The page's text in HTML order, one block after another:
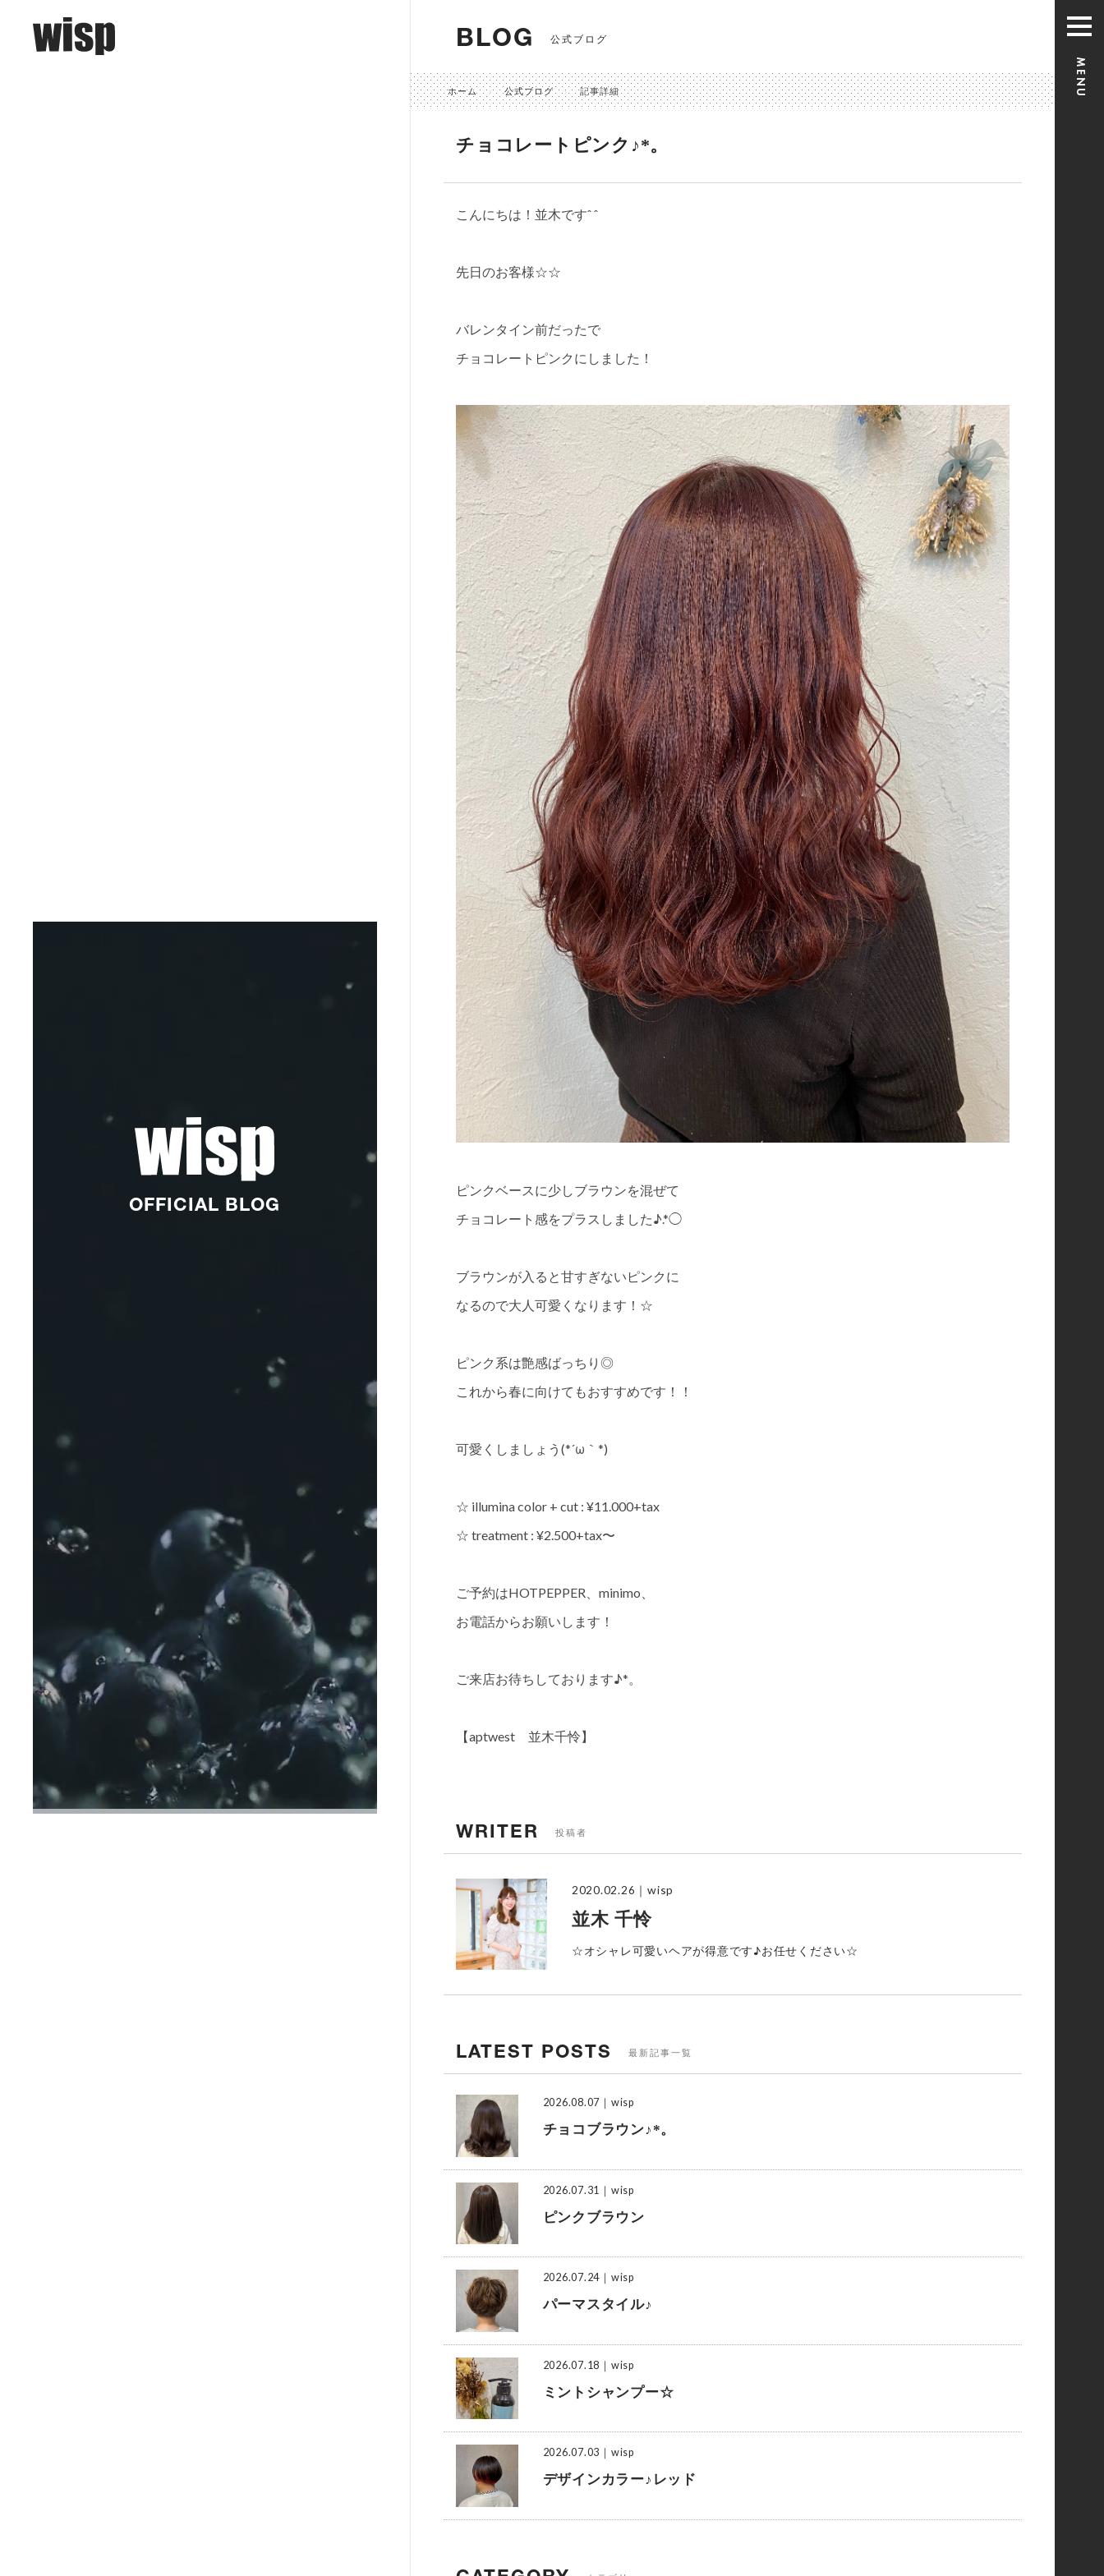
OFFICIAL BLOG
BLOG 公式ブログ
ホーム 公式ブログ 記事詳細
チョコレートピンク♪*。
こんにちは！並木ですˆ ˆ
先日のお客様☆☆
バレンタイン前だったで
チョコレートピンクにしました！
ピンクベースに少しブラウンを混ぜて
チョコレート感をプラスしました♪.*◯
ブラウンが入ると甘すぎないピンクに
なるので大人可愛くなります！☆
ピンク系は艶感ばっちり◎
これから春に向けてもおすすめです！！
可愛くしましょう(*´ω｀*)
☆ illumina color + cut : ¥11.000+tax
☆ treatment : ¥2.500+tax〜
ご予約はHOTPEPPER、minimo、
お電話からお願いします！
ご来店お待ちしております♪*。
【aptwest 並木千怜】
WRITER 投稿者
2020.02.26 ｜wisp
並木 千怜
☆オシャレ可愛いヘアが得意です♪お任せください☆
LATEST POSTS 最新記事一覧
2026.08.07 ｜wisp
チョコブラウン♪*。
2026.07.31 ｜wisp
ピンクブラウン
2026.07.24 ｜wisp
パーマスタイル♪
2026.07.18 ｜wisp
ミントシャンプー☆
2026.07.03 ｜wisp
デザインカラー♪レッド